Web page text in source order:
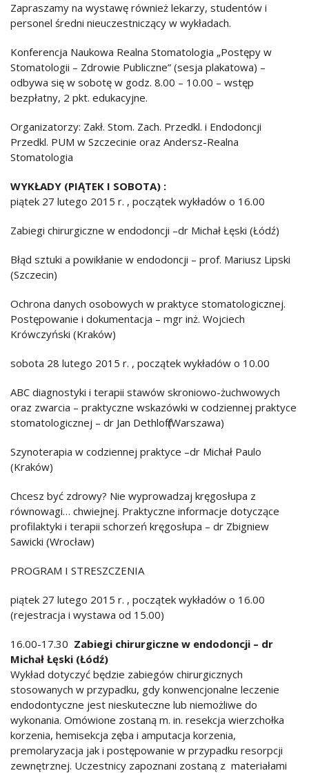
Zapraszamy na wystawę również lekarzy, studentów i
personel średni nieuczestniczący w wykładach.
Konferencja Naukowa Realna Stomatologia „Postępy w
Stomatologii – Zdrowie Publiczne” (sesja plakatowa) –
odbywa się w sobotę w godz. 8.00 – 10.00 – wstęp
bezpłatny, 2 pkt. edukacyjne.
Organizatorzy: Zakł. Stom. Zach. Przedkl. i Endodoncji
Przedkl. PUM w Szczecinie oraz Andersz-Realna
Stomatologia
WYKŁADY (PIĄTEK I SOBOTA) :
piątek 27 lutego 2015 r. , początek wykładów o 16.00
Zabiegi chirurgiczne w endodoncji –dr Michał Łęski (Łódź)
Błąd sztuki a powikłanie w endodoncji – prof. Mariusz Lipski
(Szczecin)
Ochrona danych osobowych w praktyce stomatologicznej.
Postępowanie i dokumentacja – mgr inż. Wojciech
Krówczyński (Kraków)
sobota 28 lutego 2015 r. , początek wykładów o 10.00
ABC diagnostyki i terapii stawów skroniowo-żuchwowych
oraz zwarcia – praktyczne wskazówki w codziennej praktyce
stomatologicznej – dr Jan Dethloff (Warszawa)
Szynoterapia w codziennej praktyce –dr Michał Paulo
(Kraków)
Chcesz być zdrowy? Nie wyprowadzaj kręgosłupa z
równowagi… chwiejnej. Praktyczne informacje dotyczące
profilaktyki i terapii schorzeń kręgosłupa – dr Zbigniew
Sawicki (Wrocław)
PROGRAM I STRESZCZENIA
piątek 27 lutego 2015 r. , początek wykładów o 16.00
(rejestracja i wystawa od 15.00)
16.00-17.30 Zabiegi chirurgiczne w endodoncji – dr
Michał Łęski (Łódź)
Wykład dotyczyć będzie zabiegów chirurgicznych
stosowanych w przypadku, gdy konwencjonalne leczenie
endodontyczne jest nieskuteczne lub niemożliwe do
wykonania. Omówione zostaną m. in. resekcja wierzchołka
korzenia, hemisekcja zęba i amputacja korzenia,
premolaryzacja jak i postępowanie w przypadku resorpcji
zewnętrznej. Uczestnicy zapoznani zostaną z materiałami